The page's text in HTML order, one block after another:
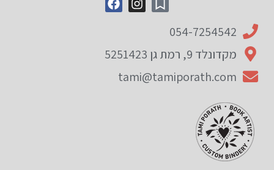
054-7254542
מקדונלד 9, רמת גן 5251423
tami@tamiporath.com